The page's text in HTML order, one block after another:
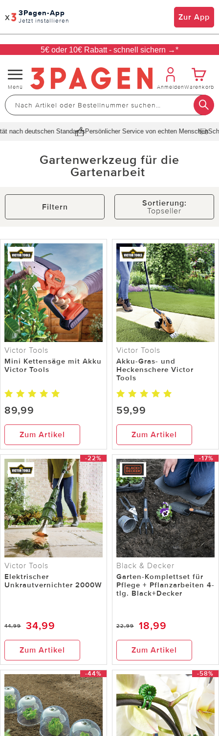
x 3Pagen-App
Jetzt installieren Zur App
5€ oder 10€ Rabatt - schnell sichern →*
Navigation
umschalten
Menü AnmeldenWarenkorb
deutschen StandardsPersönlicher Service von echten MenschenSchnelle
Gartenwerkzeug für die
Gartenarbeit
Filtern
Sortierung:
Topseller
Victor Tools
Mini Kettensäge mit Akku
Victor Tools
89,99
Zum Artikel
Victor Tools
Akku-Gras- und
Heckenschere Victor
Tools
59,99
Zum Artikel
-22%
Victor Tools
Elektrischer
Unkrautvernichter 2000W
44,99 34,99
Zum Artikel
-17%
Black & Decker
Garten-Komplettset für
Pflege + Pflanzarbeiten 4-
tlg. Black+Decker
22,99 18,99
Zum Artikel
-44% -58%